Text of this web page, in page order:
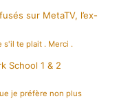
sur MetaTV, l’ex-
s'il te plait . Merci .
School 1 & 2
je préfère non plus